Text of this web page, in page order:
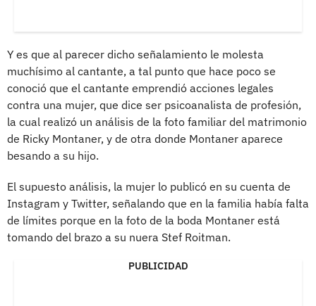
Y es que al parecer dicho señalamiento le molesta
muchísimo al cantante, a tal punto que hace poco se
conoció que el cantante emprendió acciones legales
contra una mujer, que dice ser psicoanalista de profesión,
la cual realizó un análisis de la foto familiar del matrimonio
de Ricky Montaner, y de otra donde Montaner aparece
besando a su hijo.
El supuesto análisis, la mujer lo publicó en su cuenta de
Instagram y Twitter, señalando que en la familia había falta
de límites porque en la foto de la boda Montaner está
tomando del brazo a su nuera Stef Roitman.
PUBLICIDAD